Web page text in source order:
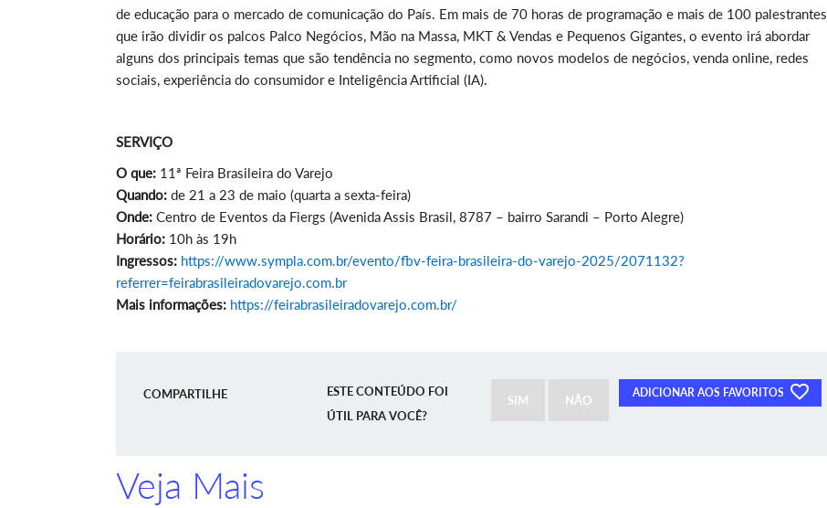
de educação para o mercado de comunicação do País. Em mais de 70 horas de programação e mais de 100 palestrantes
que irão dividir os palcos Palco Negócios, Mão na Massa, MKT & Vendas e Pequenos Gigantes, o evento irá abordar
alguns dos principais temas que são tendência no segmento, como novos modelos de negócios, venda online, redes
sociais, experiência do consumidor e Inteligência Artificial (IA).
SERVIÇO
O que: 11ª Feira Brasileira do Varejo
Quando: de 21 a 23 de maio (quarta a sexta-feira)
Onde: Centro de Eventos da Fiergs (Avenida Assis Brasil, 8787 – bairro Sarandi – Porto Alegre)
Horário: 10h às 19h
Ingressos: https://www.sympla.com.br/evento/fbv-feira-brasileira-do-varejo-2025/2071132?
referrer=feirabrasileiradovarejo.com.br
Mais informações: https://feirabrasileiradovarejo.com.br/
COMPARTILHE ADICIONAR AOS FAVORITOS
ESTE CONTEÚDO FOI
ÚTIL PARA VOCÊ?
SIM NÃO
Veja Mais